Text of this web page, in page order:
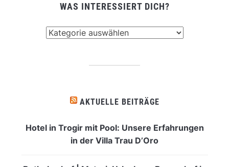
WAS INTERESSIERT DICH?
AKTUELLE BEITRÄGE
Hotel in Trogir mit Pool: Unsere Erfahrungen
in der Villa Trau D’Oro